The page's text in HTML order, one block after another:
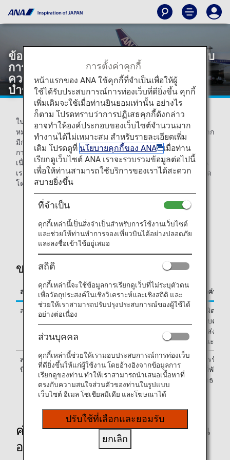
ข้อมูลเกี่ยวกับค่าใช้จ่ายต่างๆ ที่เกี่ยวข้องกับ
การเปลี่ยนแปลงโดยไม่สมัครใจเนื่องจาก
ความรับผิดชอบของ ANA เช่น การซ่อม
บำรุงเครื่องบิน
ในกรณีที่ไม่มีบริการรับส่งปกติจากสนามบินปลายทางไปยังจุด
หมายปลายทางของท่าน หรือจำเป็นต้องจองที่พักอันเป็นผลมาจาก
มีการกำหนดตารางเที่ยวบินของท่านใหม่เป็นวันถัดไปเนื่องจาก
การยกเลิกเที่ยวบิน หากเกิดความล่าช้าและ/หรือการยกเลิก
เนื่องจากการซ่อมบำรุงเครื่องบินหรือเหตุผลอื่นๆ ที่เกิดจาก ANA
เราจะชำระค่าที่พักและ/หรือค่าเดินทางภายในขีดจำกัดที่กำหนด
โดย ANA
* ท่านจะต้องแสดงใบเสร็จรับเงินเพื่อที่จะรับการชดเชย
* โปรดขอชดเชยค่าใช้จ่ายของท่านภายใน 30 วันนับจาก
วันที่ออกเดินทางตามกำหนดของเที่ยวบินที่จองไว้ของท่าน
ขอบเขตค่าใช้จ่าย
สาเหตุที่ล่าช้า การยกเลิก หรือเหตุการณ์ที่คล้ายกัน ขอบเขตค่าใช้
สาเหตุที่เกิดจาก ANA
ANA รับผิดชอบ
โดยครอบคลุม
พี่พัก/ขนส่ง
สาธารณะ/ฯลฯ
สภาพอากาศที่ไม่เอื้ออำนวย ความแออัดของสนาม
บิน และเหตุการณ์ที่ไม่คาดคิดอื่นๆ
ผู้โดยสารรับผิด
ชอบค่าพี่พัก/
ขนส่งสาธารณ
ค่าที่พัก/ขนสงสาธารณะที่เกิดขึ้นก่อน
ออกเดินทางเนื่องจากเที่ยวบินล่าช้า
การตั้งค่าคุกกี้
หน้าแรกของ ANA ใช้คุกกี้ที่จำเป็นเพื่อให้ผู้
ใช้ได้รับประสบการณ์การท่องเว็บที่ดียิ่งขึ้น คุกกี้
เพิ่มเติมจะใช้เมื่อท่านยินยอมเท่านั้น อย่างไร
ก็ตาม โปรดทราบว่าการปฏิเสธคุกกี้ดังกล่าว
อาจทำให้องค์ประกอบของเว็บไซต์จำนวนมาก
ทำงานได้ไม่เหมาะสม สำหรับรายละเอียดเพิ่ม
เติม โปรดดูที่ นโยบายคุกกี้ของ ANA
เมื่อท่าน
เรียกดูเว็บไซต์ ANA เราจะรวบรวมข้อมูลต่อไปนี้
เพื่อให้ท่านสามารถใช้บริการของเราได้สะดวก
สบายยิ่งขึ้น
ที่จำเป็น
คุกกี้เหล่านี้เป็นสิ่งจำเป็นสำหรับการใช้งานเว็บไซต์
และช่วยให้ท่านทำการจองเที่ยวบินได้อย่างปลอดภัย
และลงชื่อเข้าใช้อยู่เสมอ
สถิติ
คุกกี้เหล่านี้จะใช้ข้อมูลการเรียกดูเว็บที่ไม่ระบุตัวตน
เพื่อวัตถุประสงค์ในเชิงวิเคราะห์และเชิงสถิติ และ
ช่วยให้เราสามารถปรับปรุงประสบการณ์ของผู้ใช้ได้
อย่างต่อเนื่อง
ส่วนบุคคล
คุกกี้เหล่านี้ช่วยให้เรามอบประสบการณ์การท่องเว็บ
ที่ดียิ่งขึ้นให้แก่ผู้ใช้งาน โดยอ้างอิงจากข้อมูลการ
เรียกดูของท่าน ทำให้เราสามารถนำเสนอเนื้อหาที่
ตรงกับความสนใจส่วนตัวของท่านในรูปแบบ
เว็บไซต์ อีเมล โซเชียลมีเดีย และโฆษณาได้
ปรับใช้ที่เลือกและยอมรับ
ยกเลิก